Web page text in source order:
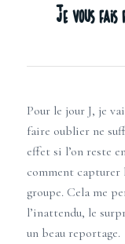
Je vous fais
Pour le jour J, je
faire oublier ne
effet si l’on reste
comment capturer
groupe. Cela me
l’inattendu, le
un beau reportage.